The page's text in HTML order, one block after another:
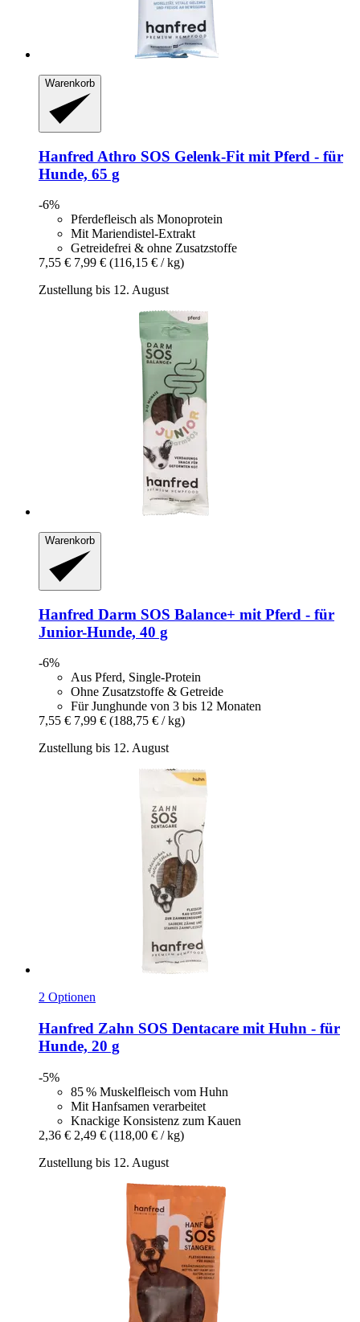
Warenkorb
Hanfred Athro SOS Gelenk-​Fit mit Pferd -​ für
Hunde, 65 g
-6%
Pferdefleisch als Monoprotein
Mit Mariendistel-Extrakt
Getreidefrei & ohne Zusatzstoffe
7,55 € 7,99 € (116,15 € / kg)
Zustellung bis 12. August
Warenkorb
Hanfred Darm SOS Balance+ mit Pferd -​ für
Junior-​Hunde, 40 g
-6%
Aus Pferd, Single-Protein
Ohne Zusatzstoffe & Getreide
Für Junghunde von 3 bis 12 Monaten
7,55 € 7,99 € (188,75 € / kg)
Zustellung bis 12. August
2 Optionen
Hanfred Zahn SOS Dentacare mit Huhn -​ für
Hunde, 20 g
-5%
85 % Muskelfleisch vom Huhn
Mit Hanfsamen verarbeitet
Knackige Konsistenz zum Kauen
2,36 € 2,49 € (118,00 € / kg)
Zustellung bis 12. August